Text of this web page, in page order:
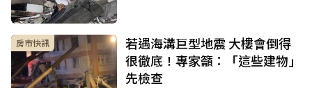
房市快訊
若遇海溝巨型地震 大樓會倒得
很徹底！專家籲：「這些建物」
先檢查